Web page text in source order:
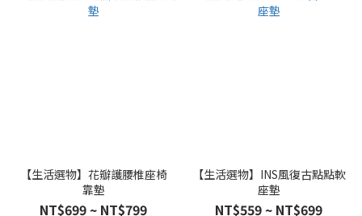
【生活選物】花瓣護腰椎座椅
靠墊
NT$699 ~ NT$799
【生活選物】INS風復古點點軟
座墊
NT$559 ~ NT$699